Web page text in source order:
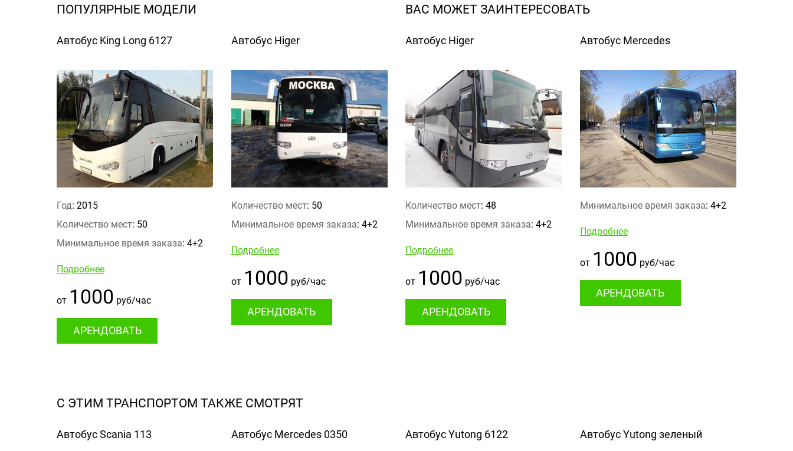
ПОПУЛЯРНЫЕ МОДЕЛИ
Автобус King Long 6127
Год: 2015
Количество мест: 50
Минимальное время заказа: 4+2
Подробнее
от 1000 руб/час
АРЕНДОВАТЬ
Автобус Higer
Количество мест: 50
Минимальное время заказа: 4+2
Подробнее
от 1000 руб/час
АРЕНДОВАТЬ
ВАС МОЖЕТ ЗАИНТЕРЕСОВАТЬ
Автобус Higer
Количество мест: 48
Минимальное время заказа: 4+2
Подробнее
от 1000 руб/час
АРЕНДОВАТЬ
Автобус Mercedes
Минимальное время заказа: 4+2
Подробнее
от 1000 руб/час
АРЕНДОВАТЬ
С ЭТИМ ТРАНСПОРТОМ ТАКЖЕ СМОТРЯТ
Автобус Scania 113 Автобус Mercedes 0350 Автобус Yutong 6122 Автобус Yutong зеленый